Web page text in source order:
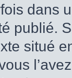
dans
publié.
situé